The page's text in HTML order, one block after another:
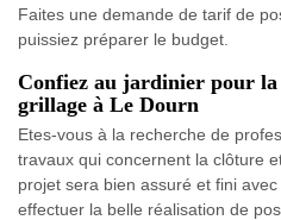
Faites une demande de tarif de
puissiez préparer le budget.
Confiez au jardinier pour la
grillage à Le Dourn
Etes-vous à la recherche de
travaux qui concernent la clôture
projet sera bien assuré et fini
effectuer la belle réalisation de